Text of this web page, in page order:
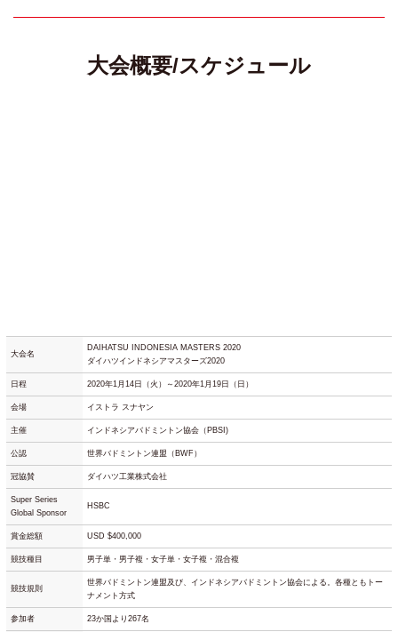
大会概要/スケジュール
大会名
DAIHATSU INDONESIA MASTERS 2020
ダイハツインドネシアマスターズ2020
日程 2020年1月14日（火）～2020年1月19日（日）
会場 イストラ スナヤン
主催 インドネシアバドミントン協会（PBSI)
公認 世界バドミントン連盟（BWF）
冠協賛 ダイハツ工業株式会社
Super Series
Global Sponsor
HSBC
賞金総額 USD $400,000
競技種目 男子単・男子複・女子単・女子複・混合複
競技規則
世界バドミントン連盟及び、インドネシアバドミントン協会による。各種ともトー
ナメント方式
参加者 23か国より267名